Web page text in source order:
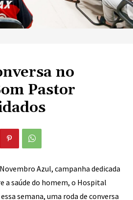
no
Pastor
Azul, campanha dedicada
a saúde do homem, o Hospital
semana, uma roda de conversa